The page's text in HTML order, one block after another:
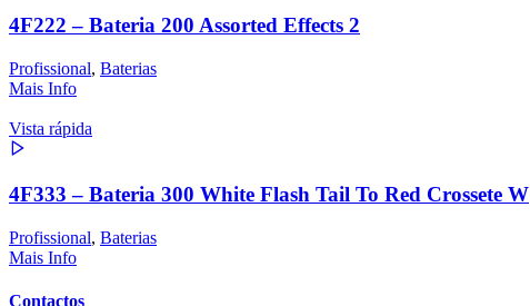
4F222 – Bateria 200 Assorted Effects 2
Profissional, Baterias
Mais Info
Vista rápida
4F333 – Bateria 300 White Flash Tail To Red Crossete W
Profissional, Baterias
Mais Info
Contactos